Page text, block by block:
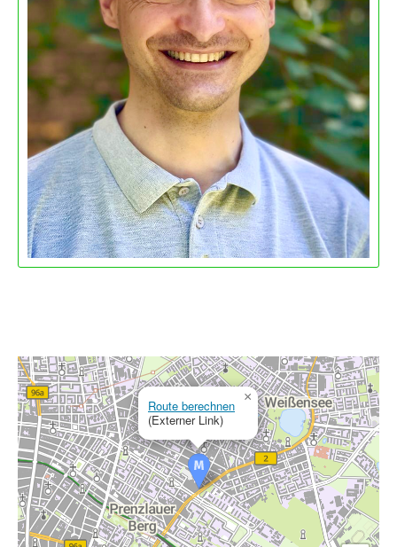
Route berechnen
(Externer Link)
×